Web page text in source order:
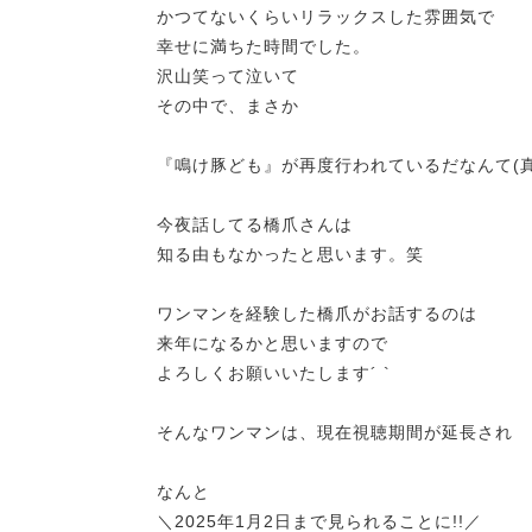
かつてないくらいリラックスした雰囲気で
幸せに満ちた時間でした。
沢山笑って泣いて
その中で、まさか
『鳴け豚ども』が再度行われているだなんて(
今夜話してる橋爪さんは
知る由もなかったと思います。笑
ワンマンを経験した橋爪がお話するのは
来年になるかと思いますので
よろしくお願いいたします´ `
そんなワンマンは、現在視聴期間が延長され
なんと
＼2025年1月2日まで見られることに!!／